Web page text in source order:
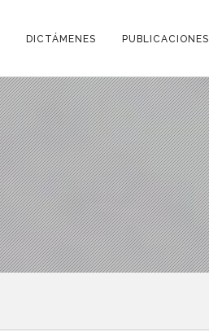
DICTÁMENES PUBLICACIONES